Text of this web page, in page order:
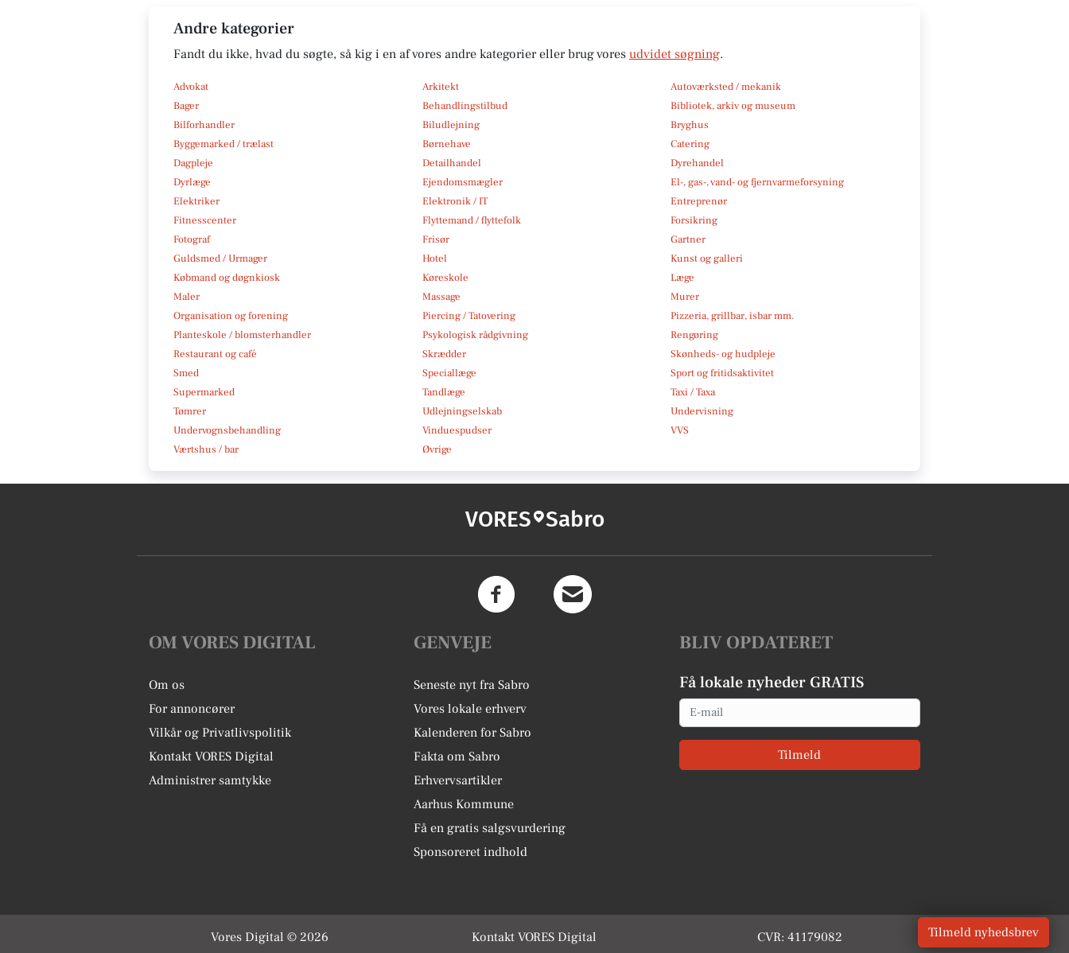
Andre kategorier
Fandt du ikke, hvad du søgte, så kig i en af vores andre kategorier eller brug vores udvidet søgning.
Advokat Arkitekt
Autoværksted / mekanik
Bager
Behandlingstilbud
Bibliotek, arkiv og museum
Bilforhandler
Biludlejning
Bryghus
Byggemarked / trælast
Børnehave
Catering
Dagpleje
Detailhandel
Dyrehandel
Dyrlæge
Ejendomsmægler
El-, gas-, vand- og fjernvarmeforsyning
Elektriker
Elektronik / IT
Entreprenør
Fitnesscenter
Flyttemand / flyttefolk
Forsikring
Fotograf
Frisør
Gartner
Guldsmed / Urmager
Hotel
Kunst og galleri
Købmand og døgnkiosk
Køreskole
Læge
Maler
Massage
Murer
Organisation og forening
Piercing / Tatovering
Pizzeria, grillbar, isbar mm.
Planteskole / blomsterhandler
Psykologisk rådgivning
Rengøring
Restaurant og café
Skrædder
Skønheds- og hudpleje
Smed
Speciallæge
Sport og fritidsaktivitet
Supermarked
Tandlæge
Taxi / Taxa
Tømrer
Udlejningselskab
Undervisning
Undervognsbehandling
Vinduespudser
VVS
Værtshus / bar
Øvrige
VORES Sabro
OM VORES DIGITAL
Om os
For annoncører
Vilkår og Privatlivspolitik
Kontakt VORES Digital
Administrer samtykke
GENVEJE
Seneste nyt fra Sabro
Vores lokale erhverv
Kalenderen for Sabro
Fakta om Sabro
Erhvervsartikler
Aarhus Kommune
Få en gratis salgsvurdering
Sponsoreret indhold
BLIV OPDATERET
Få lokale nyheder GRATIS
Email
Tilmeld
Vores Digital © 2026 Kontakt VORES Digital CVR: 41179082 Tilmeld nyhedsbrev